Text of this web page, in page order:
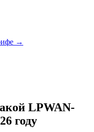
→
LPWAN-
году